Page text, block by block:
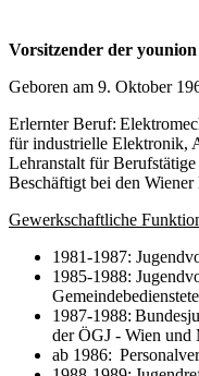
Vorsitzender der
Geboren am 9. Oktober
Erlernter Beruf:
für industrielle Elektronik,
Lehranstalt für
Beschäftigt bei den
Gewerkschaftliche
1981-1987:
1985-1988:
1987-1988:
der ÖGJ - Wien und
ab 1986: